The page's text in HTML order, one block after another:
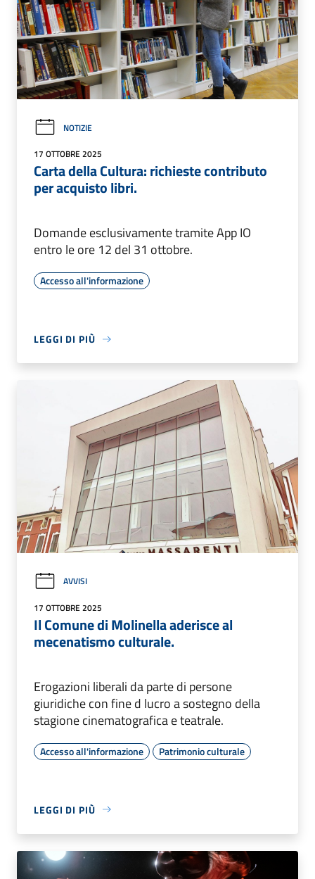
NOTIZIE
17 OTTOBRE 2025
Carta della Cultura: richieste contributo
per acquisto libri.
Domande esclusivamente tramite App IO
entro le ore 12 del 31 ottobre.
Accesso all'informazione
LEGGI DI PIÙ
AVVISI
17 OTTOBRE 2025
Il Comune di Molinella aderisce al
mecenatismo culturale.
Erogazioni liberali da parte di persone
giuridiche con fine d lucro a sostegno della
stagione cinematografica e teatrale.
Accesso all'informazione Patrimonio culturale
LEGGI DI PIÙ